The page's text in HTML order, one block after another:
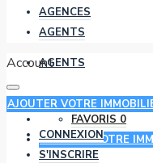
AGENTS
FAVORIS 0
AJOUTER VOTRE
AGENCES
AGENTS
Account
AJOUTER VOTRE
CONNEXION
S'INSCRIRE